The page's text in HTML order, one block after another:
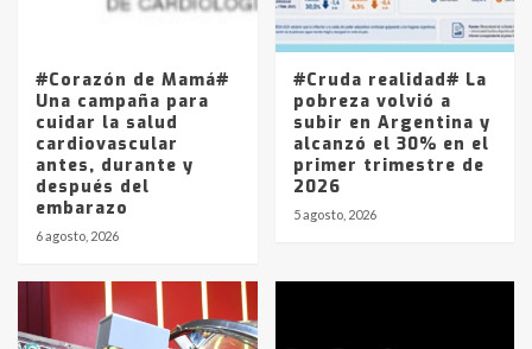
La Pampa, desde YPF hasta Axion
entre 857 a 1338 pesos
#Corazón de Mamá#
Una campaña para
cuidar la salud
cardiovascular
antes, durante y
después del
embarazo
6 agosto, 2026
#Cruda realidad# La
pobreza volvió a
subir en Argentina y
alcanzó el 30% en el
primer trimestre de
2026
5 agosto, 2026